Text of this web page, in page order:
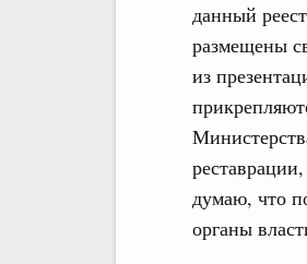
данный
размещены
из
думаю, что
органы